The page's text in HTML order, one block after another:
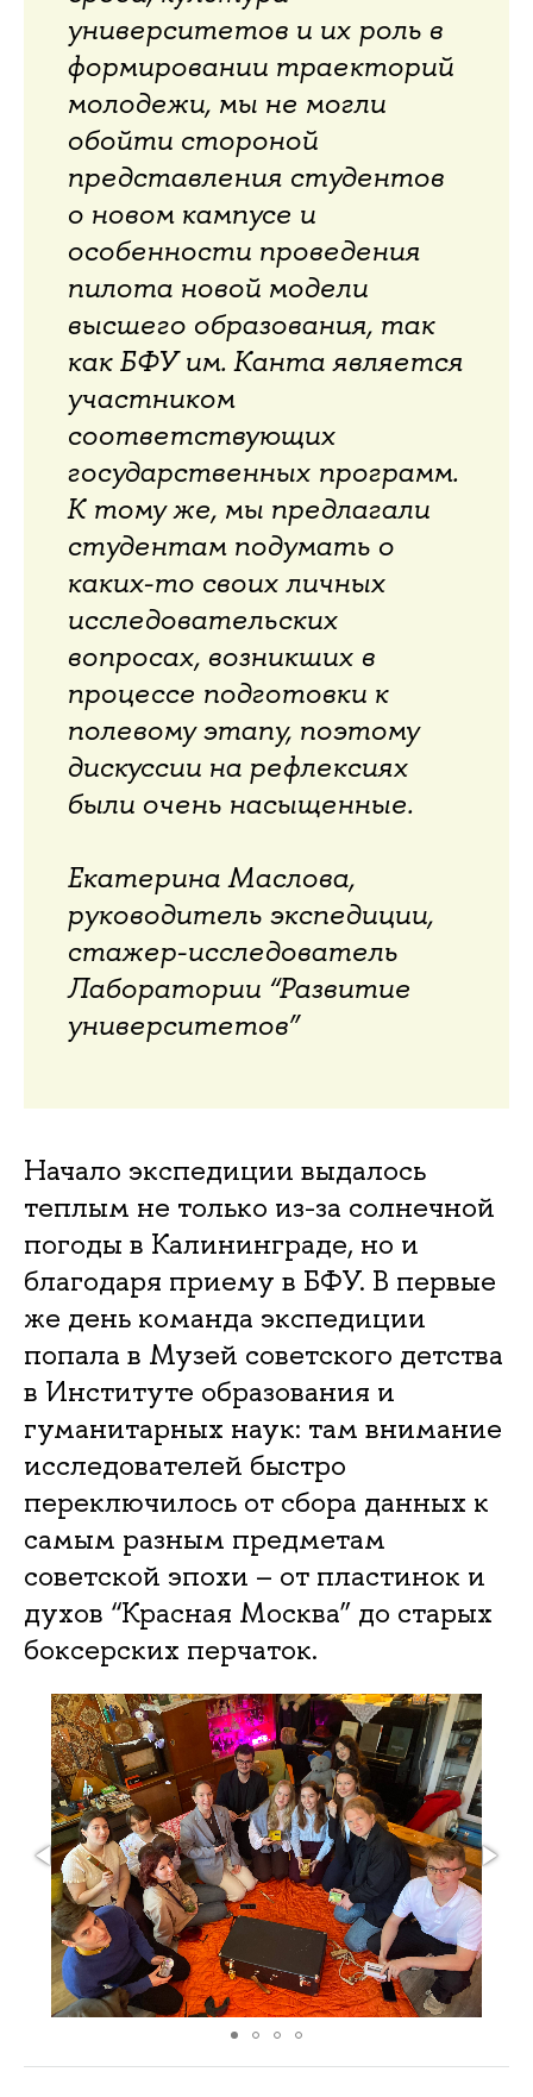
университетов и их роль в
формировании траекторий
молодежи, мы не могли
обойти стороной
представления студентов
о новом кампусе и
особенности проведения
пилота новой модели
высшего образования, так
как БФУ им. Канта является
участником
соответствующих
государственных программ.
К тому же, мы предлагали
студентам подумать о
каких-то своих личных
исследовательских
вопросах, возникших в
процессе подготовки к
полевому этапу, поэтому
дискуссии на рефлексиях
были очень насыщенные.
Екатерина Маслова,
руководитель экспедиции,
стажер-исследователь
Лаборатории “Развитие
университетов”
Начало экспедиции выдалось
теплым не только из-за солнечной
погоды в Калининграде, но и
благодаря приему в БФУ. В первые
же день команда экспедиции
попала в Музей советского детства
в Институте образования и
гуманитарных наук: там внимание
исследователей быстро
переключилось от сбора данных к
самым разным предметам
советской эпохи – от пластинок и
духов “Красная Москва” до старых
боксерских перчаток.